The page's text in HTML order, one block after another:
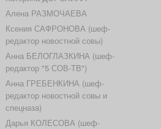
Алена РАЗМОЧАЕВА
Ксения САФРОНОВА (шеф-
редактор новостной совы)
Анна БЕЛОГЛАЗКИНА (шеф-
редактор "5 СОВ-ТВ")
Анна ГРЕБЕНКИНА (шеф-
редактор новостной совы и
спецназа)
Дарья КОЛЕСОВА (шеф-